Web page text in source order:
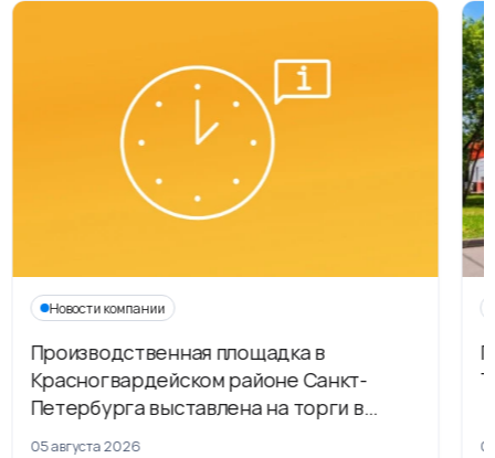
Новости компании
Производственная площадка в
Красногвардейском районе Санкт-
Петербурга выставлена на торги в
рамках приватизации
05 августа 2026